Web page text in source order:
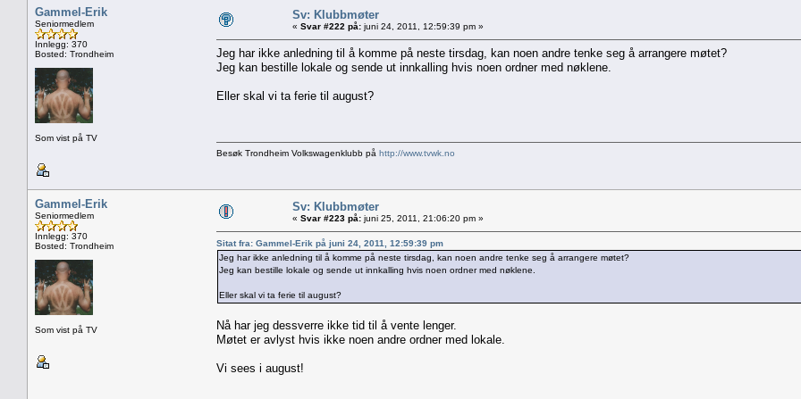
Gammel-Erik
Seniormedlem
Innlegg: 370
Bosted: Trondheim
Som vist på TV
Sv: Klubbmøter
« Svar #222 på: juni 24, 2011, 12:59:39 pm »
Jeg har ikke anledning til å komme på neste tirsdag, kan noen andre tenke seg å arrangere møtet?
Jeg kan bestille lokale og sende ut innkalling hvis noen ordner med nøklene.
Eller skal vi ta ferie til august?
Besøk Trondheim Volkswagenklubb på http://www.tvwk.no
Gammel-Erik
Seniormedlem
Innlegg: 370
Bosted: Trondheim
Som vist på TV
Sv: Klubbmøter
« Svar #223 på: juni 25, 2011, 21:06:20 pm »
Sitat fra: Gammel-Erik på juni 24, 2011, 12:59:39 pm
Jeg har ikke anledning til å komme på neste tirsdag, kan noen andre tenke seg å arrangere møtet?
Jeg kan bestille lokale og sende ut innkalling hvis noen ordner med nøklene.
Eller skal vi ta ferie til august?
Nå har jeg dessverre ikke tid til å vente lenger.
Møtet er avlyst hvis ikke noen andre ordner med lokale.
Vi sees i august!